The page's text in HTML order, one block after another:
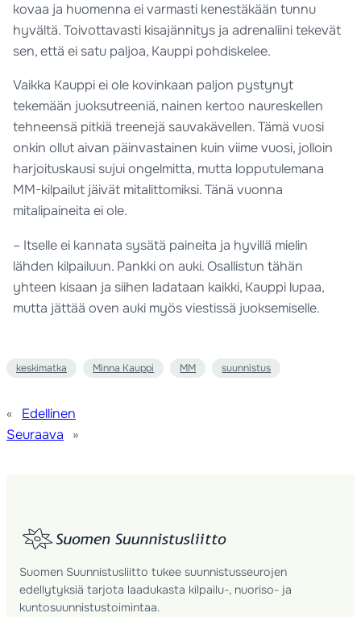
kovaa ja huomenna ei varmasti kenestäkään tunnu
hyvältä. Toivottavasti kisajännitys ja adrenaliini tekevät
sen, että ei satu paljoa, Kauppi pohdiskelee.
Vaikka Kauppi ei ole kovinkaan paljon pystynyt
tekemään juoksutreeniä, nainen kertoo naureskellen
tehneensä pitkiä treenejä sauvakävellen. Tämä vuosi
onkin ollut aivan päinvastainen kuin viime vuosi, jolloin
harjoituskausi sujui ongelmitta, mutta lopputulemana
MM-kilpailut jäivät mitalittomiksi. Tänä vuonna
mitalipaineita ei ole.
– Itselle ei kannata sysätä paineita ja hyvillä mielin
lähden kilpailuun. Pankki on auki. Osallistun tähän
yhteen kisaan ja siihen ladataan kaikki, Kauppi lupaa,
mutta jättää oven auki myös viestissä juoksemiselle.
keskimatka Minna Kauppi MM suunnistus
«
Edellinen
Seuraava
»
Suomen Suunnistusliitto tukee suunnistusseurojen
edellytyksiä tarjota laadukasta kilpailu-, nuoriso- ja
kuntosuunnistustoimintaa.